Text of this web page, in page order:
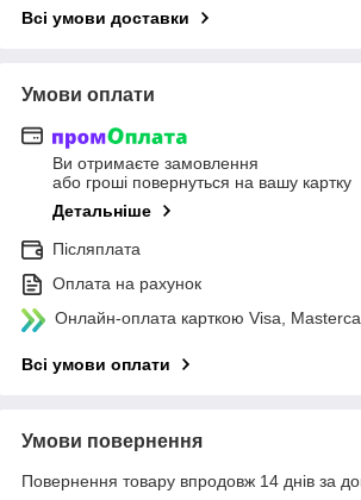
Всі умови доставки
Умови оплати
Ви отримаєте замовлення
або гроші повернуться на вашу картку
Детальніше
Післяплата
Оплата на рахунок
Онлайн-оплата карткою Visa,
Всі умови оплати
Умови повернення
Повернення товару впродовж 14 днів за